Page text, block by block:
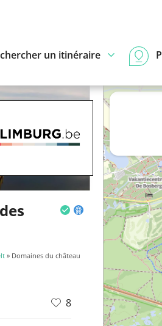
un itinéraire
» Domaines du château
8